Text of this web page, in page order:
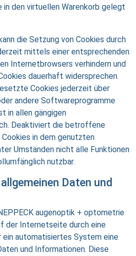
in den virtuellen Warenkorb gelegt
die Setzung von Cookies durch
mittels einer entsprechenden
Internetbrowsers verhindern und
dauerhaft widersprechen.
Cookies jederzeit über
andere Softwareprogramme
in allen gängigen
Deaktiviert die betroffene
in dem genutzten
Umständen nicht alle Funktionen
nutzbar.
Daten und
augenoptik + optometrie
der Internetseite durch eine
automatisiertes System eine
und Informationen. Diese